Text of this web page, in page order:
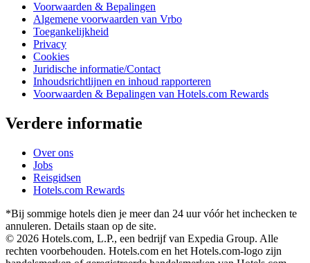
Voorwaarden & Bepalingen
Algemene voorwaarden van Vrbo
Toegankelijkheid
Privacy
Cookies
Juridische informatie/Contact
Inhoudsrichtlijnen en inhoud rapporteren
Voorwaarden & Bepalingen van Hotels.com Rewards
Verdere informatie
Over ons
Jobs
Reisgidsen
Hotels.com Rewards
*Bij sommige hotels dien je meer dan 24 uur vóór het inchecken te
annuleren. Details staan op de site.
© 2026 Hotels.com, L.P., een bedrijf van Expedia Group. Alle
rechten voorbehouden. Hotels.com en het Hotels.com-logo zijn